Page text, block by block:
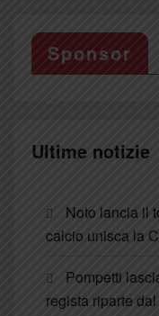
Sponsor
Ultime notizie
Noto lancia il
calcio unisca la
Pompetti
regista riparte